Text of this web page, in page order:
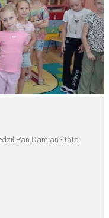
Pan Damian - tata